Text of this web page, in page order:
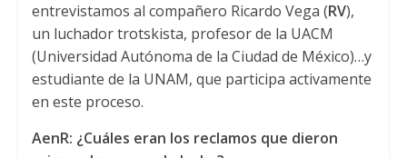
entrevistamos al compañero Ricardo Vega (RV),
un luchador trotskista, profesor de la UACM
(Universidad Autónoma de la Ciudad de México)…y
estudiante de la UNAM, que participa activamente
en este proceso.
AenR: ¿Cuáles eran los reclamos que dieron